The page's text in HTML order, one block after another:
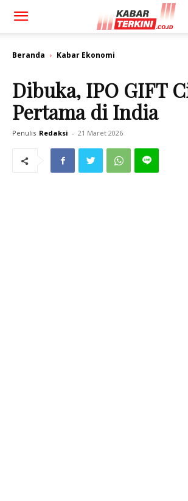
Beranda Kabar Ekonomi
Dibuka, IPO GIFT
Pertama di India
Penulis Redaksi - 21 Maret 2026